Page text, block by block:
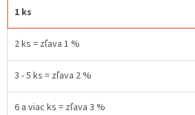
1 ks
2 ks = zľava 1 %
3 - 5 ks = zľava 2 %
6 a viac ks = zľava 3 %